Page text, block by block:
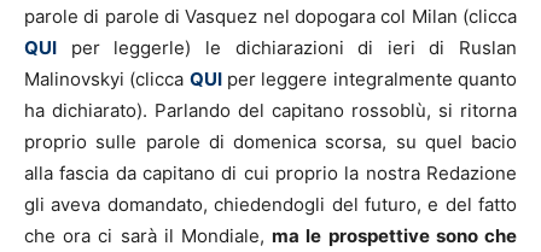
parole di parole di Vasquez nel dopogara col Milan (clicca
QUI per leggerle) le dichiarazioni di ieri di Ruslan
Malinovskyi (clicca QUIper leggere integralmente quanto
ha dichiarato). Parlando del capitano rossoblù, si ritorna
proprio sulle parole di domenica scorsa, su quel bacio
alla fascia da capitano di cui proprio la nostra Redazione
gli aveva domandato, chiedendogli del futuro, e del fatto
che ora ci sarà il Mondiale,ma le prospettive sono che